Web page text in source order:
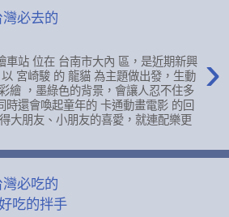
必去的
›
車站 位在 台南市大內 區，是近期新興
宮崎駿 的 龍貓 為主題做出發，生動
繪 ，墨綠色的背景，會讓人忍不住多
時還會喚起童年的 卡通動畫電影 的回
大朋友、小朋友的喜愛，就連配樂更
必吃的
吃的拌手